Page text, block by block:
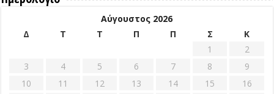
Αύγουστος 2026
Δ
Τ Τ Π Π Σ
Κ
1
2
3
4 5 6 7 8
9
10
11 12 13 14 15
16